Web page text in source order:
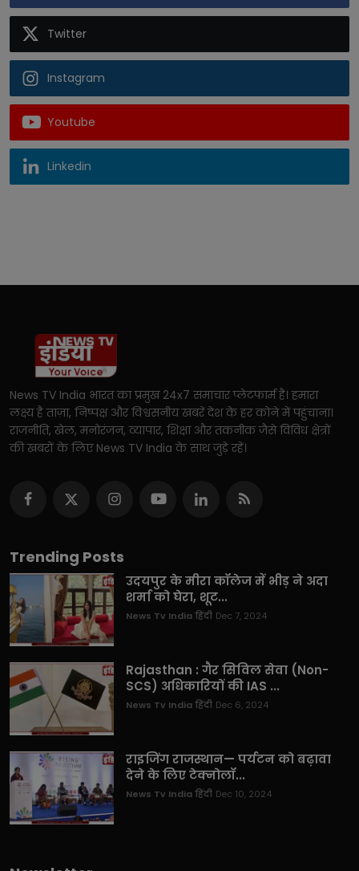
Twitter
Instagram
Youtube
Linkedin
News TV India भारत का प्रमुख 24x7 समाचार प्लेटफार्म है। हमारा
लक्ष्य है ताज़ा, निष्पक्ष और विश्वसनीय खबरें देश के हर कोने में पहुंचाना।
राजनीति, खेल, मनोरंजन, व्यापार, शिक्षा और तकनीक जैसे विविध क्षेत्रों
की खबरों के लिए News TV India के साथ जुड़े रहें।
Trending Posts
उदयपुर के मीरा कॉलेज में भीड़ ने अदा
शर्मा को घेरा, शूट...
News Tv India हिंदी Dec 7, 2024
Rajasthan : गैर सिविल सेवा (Non-
SCS) अधिकारियों की IAS ...
News Tv India हिंदी Dec 6, 2024
राइजिंग राजस्थान— पर्यटन को बढ़ावा
देने के लिए टेक्नोलॉ...
News Tv India हिंदी Dec 10, 2024